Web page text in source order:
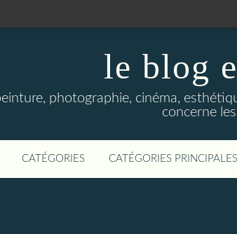
le blog
photographie, cinéma,
concerne
CATÉGORIES CATÉGORIES PRINCIPALES